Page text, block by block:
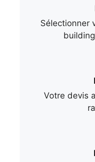
Sélectionner
Votre devis